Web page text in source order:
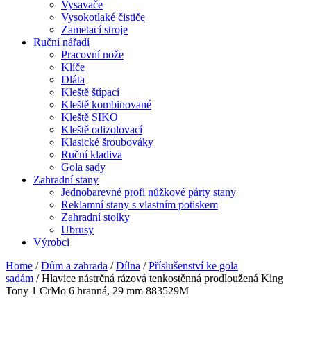
Vysavače
Vysokotlaké čističe
Zametací stroje
Ruční nářadí
Pracovní nože
Klíče
Dláta
Kleště štípací
Kleště kombinované
Kleště SIKO
Kleště odizolovací
Klasické šroubováky
Ruční kladiva
Gola sady
Zahradní stany
Jednobarevné profi nůžkové párty stany
Reklamní stany s vlastním potiskem
Zahradní stolky
Ubrusy
Výrobci
Home /Dům a zahrada /Dílna /Příslušenství ke gola
sadám / Hlavice nástrčná rázová tenkostěnná prodloužená King
Tony 1 CrMo 6 hranná, 29 mm 883529M